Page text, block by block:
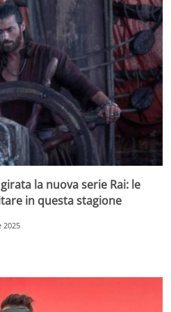
la nuova serie Rai: le
in questa stagione
2025